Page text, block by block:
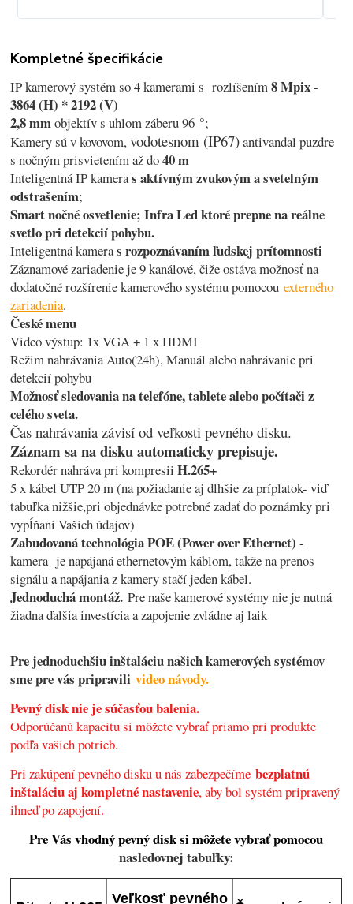
Kompletné špecifikácie
IP kamerový systém so 4 kamerami s rozlíšením8 Mpix -
3864 (H) * 2192 (V)
2,8 mmobjektív s uhlom záberu 96 °;
Kamery sú v kovovom,vodotesnom (IP67)antivandal puzdre
s nočným prisvietením až do40 m
Inteligentná IP kameras aktívným zvukovým a svetelným
odstrašením;
Smart nočné osvetlenie; Infra Led ktoré prepne na reálne
svetlo pri detekcií pohybu.
Inteligentná kameras rozpoznávaním ľudskej prítomnosti
Záznamové zariadenie je 9 kanálové, čiže ostáva možnosť na
dodatočné rozšírenie kamerového systému pomocouexterného
zariadenia.
České menu
Video výstup: 1x VGA + 1 x HDMI
Režim nahrávania Auto(24h), Manuál alebo nahrávanie pri
detekcií pohybu
Možnosť sledovania na telefóne, tablete alebo počítači z
celého sveta.
Čas nahrávania závisí od veľkosti pevného disku.
Záznam sa na disku automaticky prepisuje.
Rekordér nahráva pri kompresiiH.265+
5 x kábel UTP 20 m (na požiadanie aj dlhšie za príplatok- viď
tabuľka nižšie,pri objednávke potrebné zadať do poznámky pri
vypĺňaní Vašich údajov)
Zabudovaná technológia POE (Power over Ethernet) -
kamera je napájaná ethernetovým káblom, takže na prenos
signálu a napájania z kamery stačí jeden kábel.
Jednoduchá montáž. Pre naše kamerové systémy nie je nutná
žiadna ďalšia investícia a zapojenie zvládne aj laik
Pre jednoduchšiu inštaláciu našich kamerových systémov
sme pre vás pripravilivideo návody.
Pevný disk nie je súčasťou balenia.
Odporúčanú kapacitu si môžete vybrať priamo pri produkte
podľa vašich potrieb.
Pri zakúpení pevného disku u nás zabezpečímebezplatnú
inštaláciu aj kompletné nastavenie, aby bol systém pripravený
ihneď po zapojení.
Pre Vás vhodný pevný disk si môžete vybrať pomocou
nasledovnej tabuľky:
Veľkosť pevného